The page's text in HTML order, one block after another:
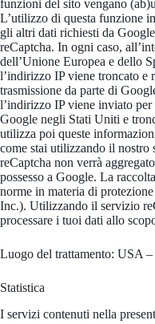
funzioni del sito vengano
L’utilizzo di questa funzione
gli altri dati richiesti da
reCaptcha. In ogni caso,
dell’Unione Europea e dello
l’indirizzo IP viene troncato e
trasmissione da parte di
l’indirizzo IP viene inviato
Google negli Stati Uniti e
utilizza poi queste
come stai utilizzando il
reCaptcha non verrà
possesso a Google. La
norme in materia di
Inc.). Utilizzando il servizio
processare i tuoi dati allo
Luogo del trattamento: USA –
Statistica
I servizi contenuti nella